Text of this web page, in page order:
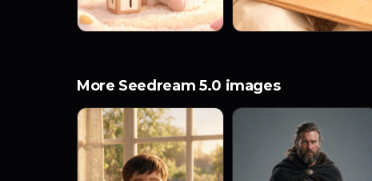
More Seedream 5.0 images